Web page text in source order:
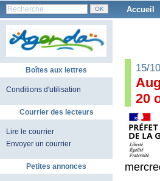
Accueil
Boîtes aux lettres
Conditions d'utilisation
Courrier des lecteurs
Lire le courrier
Envoyer un courrier
Petites annonces
15/
20